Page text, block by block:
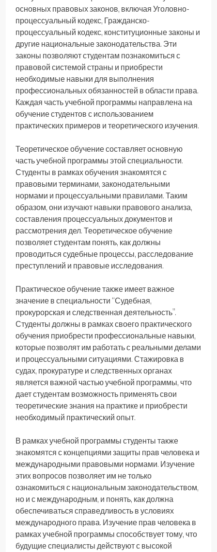
основных правовых законов, включая Уголовно-
процессуальный кодекс, Гражданско-
процессуальный кодекс, конституционные законы и
другие национальные законодательства. Эти
законы позволяют студентам познакомиться с
правовой системой страны и приобрести
необходимые навыки для выполнения
профессиональных обязанностей в области права.
Каждая часть учебной программы направлена на
обучение студентов с использованием
практических примеров и теоретического изучения.
Теоретическое обучение составляет основную
часть учебной программы этой специальности.
Студенты в рамках обучения знакомятся с
правовыми терминами, законодательными
нормами и процессуальными правилами. Таким
образом, они изучают навыки правового анализа,
составления процессуальных документов и
рассмотрения дел. Теоретическое обучение
позволяет студентам понять, как должны
проводиться судебные процессы, расследование
преступлений и правовые исследования.
Практическое обучение также имеет важное
значение в специальности “Судебная,
прокурорская и следственная деятельность”.
Студенты должны в рамках своего практического
обучения приобрести профессиональные навыки,
которые позволят им работать с реальными делами
и процессуальными ситуациями. Стажировка в
судах, прокуратуре и следственных органах
является важной частью учебной программы, что
дает студентам возможность применять свои
теоретические знания на практике и приобрести
необходимый практический опыт.
В рамках учебной программы студенты также
знакомятся с концепциями защиты прав человека и
международными правовыми нормами. Изучение
этих вопросов позволяет им не только
ознакомиться с национальным законодательством,
но и с международным, и понять, как должна
обеспечиваться справедливость в условиях
международного права. Изучение прав человека в
рамках учебной программы способствует тому, что
будущие специалисты действуют с высокой